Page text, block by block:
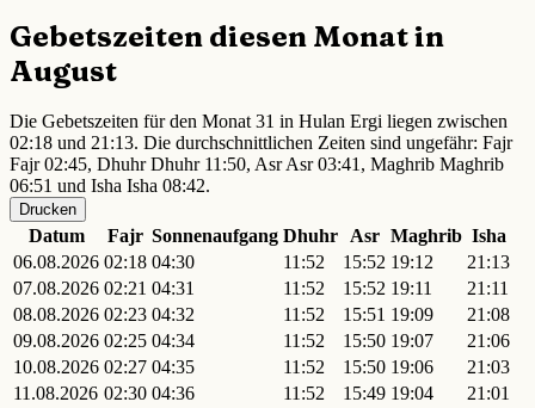
Gebetszeiten diesen Monat in
August
Die Gebetszeiten für den Monat 31 in Hulan Ergi liegen zwischen
02:18 und 21:13. Die durchschnittlichen Zeiten sind ungefähr: Fajr
Fajr 02:45, Dhuhr Dhuhr 11:50, Asr Asr 03:41, Maghrib Maghrib
06:51 und Isha Isha 08:42.
Drucken
Datum Fajr Sonnenaufgang Dhuhr Asr Maghrib Isha
06.08.2026 02:18 04:30 11:52 15:52 19:12
21:13
07.08.2026 02:21 04:31 11:52 15:52 19:11
21:11
08.08.2026 02:23 04:32 11:52 15:51 19:09
21:08
09.08.2026 02:25 04:34 11:52 15:50 19:07
21:06
10.08.2026 02:27 04:35 11:52 15:50 19:06
21:03
11.08.2026 02:30 04:36 11:52 15:49 19:04
21:01